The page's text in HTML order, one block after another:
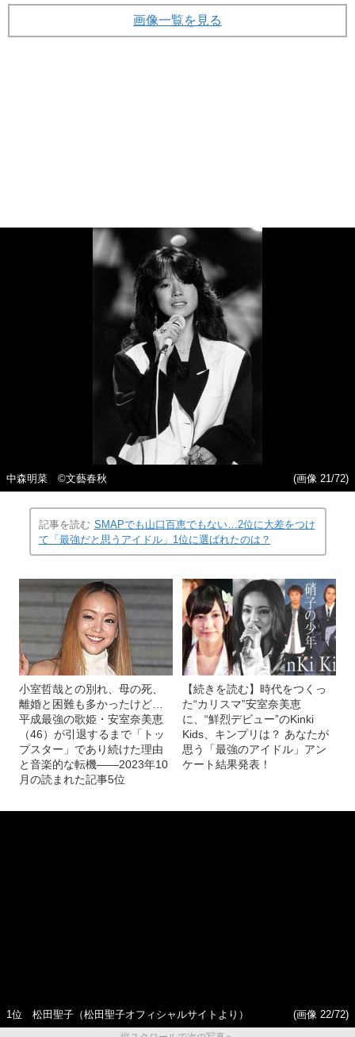
画像一覧を見る
中森明菜 ©文藝春秋 (画像 21/72)
記事を読む SMAPでも山口百恵でもない…2位に大差をつけ
て「最強だと思うアイドル」1位に選ばれたのは？
小室哲哉との別れ、母の死、
離婚と困難も多かったけど…
平成最強の歌姫・安室奈美恵
（46）が引退するまで「トッ
プスター」であり続けた理由
と音楽的な転機――2023年10
月の読まれた記事5位
【続きを読む】時代をつくっ
た“カリスマ”安室奈美恵
に、“鮮烈デビュー”のKinki
Kids、キンプリは？ あなたが
思う「最強のアイドル」アン
ケート結果発表！